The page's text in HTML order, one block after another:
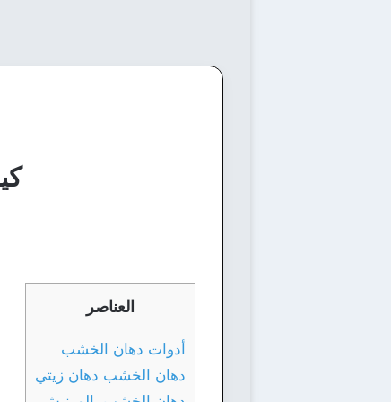
العناصر
أدوات دهان الخشب
دهان الخشب دهان زيتي